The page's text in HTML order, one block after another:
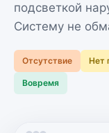
подсветкой
Систему не
Отсутствие Нет
Вовремя